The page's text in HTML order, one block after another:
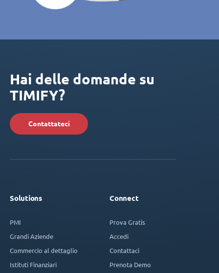
Hai delle domande su
TIMIFY?
Contattateci
Solutions
PMI
Grandi Aziende
Commercio al dettaglio
Istituti Finanziari
Connect
Prova Gratis
Accedi
Contattaci
Prenota Demo